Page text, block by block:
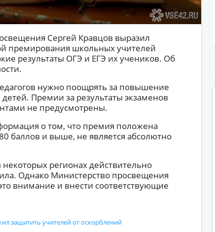
Сергей Кравцов выразил
премирования школьных учителей
результаты ОГЭ и ЕГЭ их учеников. Об
нужно поощрять за повышение
Премии за результаты экзаменов
не предусмотрены.
о том, что премия положена
баллов и выше, не является абсолютно
регионах действительно
Однако Министерство просвещения
внимание и внести соответствующие
защитить учителей от оскорблений